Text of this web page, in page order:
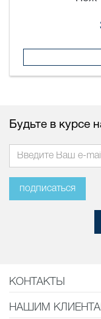
Будьте в курсе
подписаться
КОНТАКТЫ
НАШИМ